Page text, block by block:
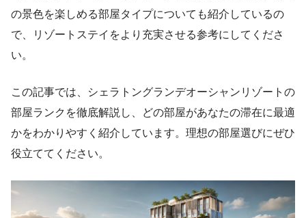
の景色を楽しめる部屋タイプについても紹介しているの
で、リゾートステイをより充実させる参考にしてくださ
い。
この記事では、シェラトングランデオーシャンリゾートの
部屋ランクを徹底解説し、どの部屋があなたの滞在に最適
かをわかりやすく紹介しています。理想の部屋選びにぜひ
役立ててください。